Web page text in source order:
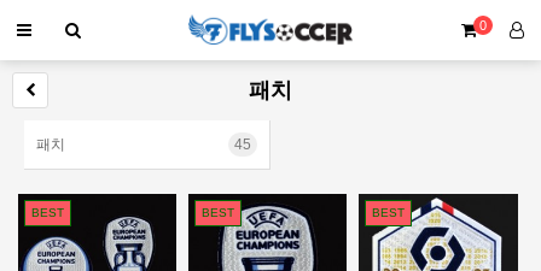
0
패치
패치 45
BEST BEST BEST